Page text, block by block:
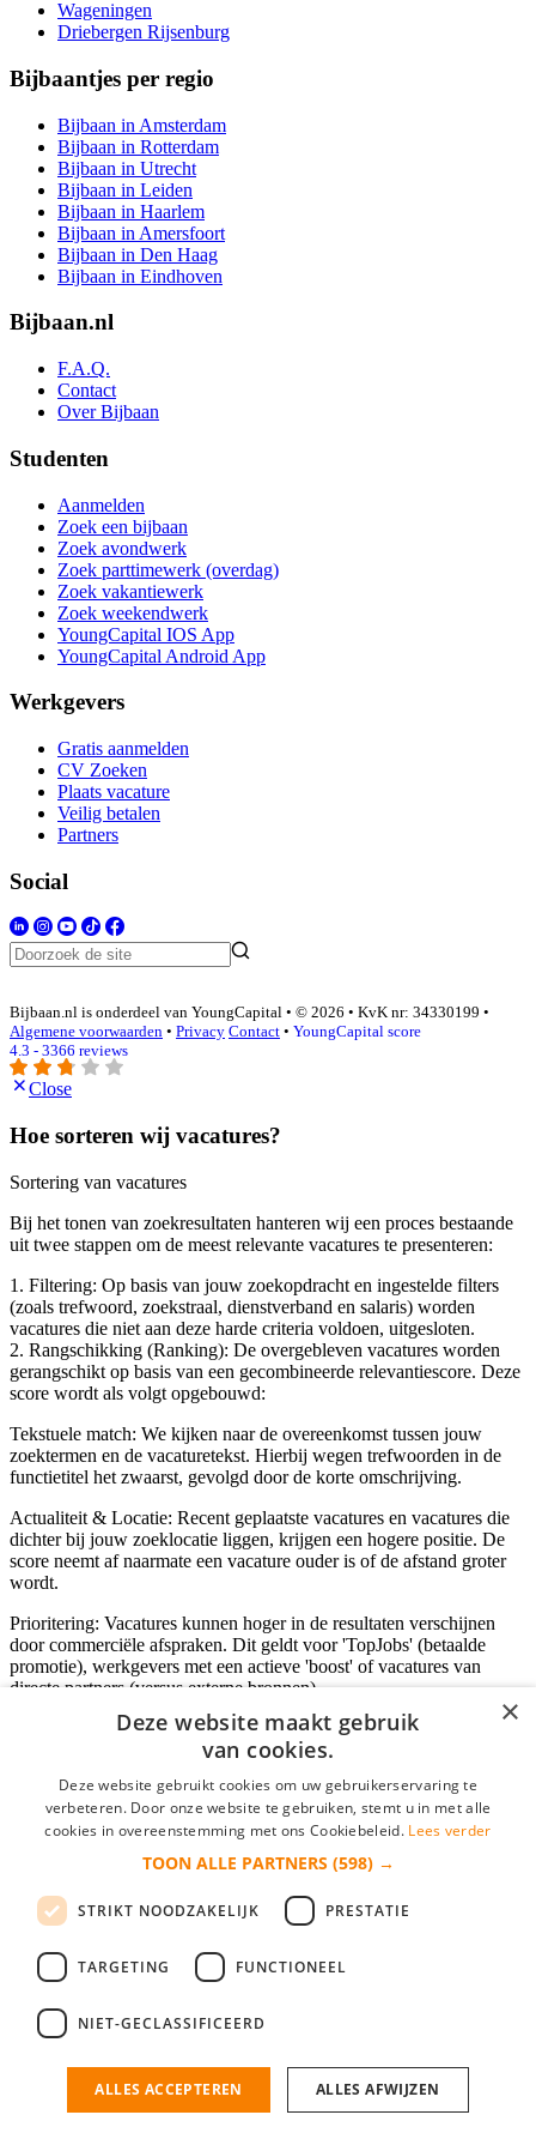
Wageningen
Driebergen Rijsenburg
Bijbaantjes per regio
Bijbaan in Amsterdam
Bijbaan in Rotterdam
Bijbaan in Utrecht
Bijbaan in Leiden
Bijbaan in Haarlem
Bijbaan in Amersfoort
Bijbaan in Den Haag
Bijbaan in Eindhoven
Bijbaan.nl
F.A.Q.
Contact
Over Bijbaan
Studenten
Aanmelden
Zoek een bijbaan
Zoek avondwerk
Zoek parttimewerk (overdag)
Zoek vakantiewerk
Zoek weekendwerk
YoungCapital IOS App
YoungCapital Android App
Werkgevers
Gratis aanmelden
CV Zoeken
Plaats vacature
Veilig betalen
Partners
Social
Bijbaan.nl is onderdeel van YoungCapital • © 2026 • KvK nr: 34330199 •
Algemene voorwaarden • Privacy Contact • YoungCapital score
4.3 - 3366 reviews
Close
Hoe sorteren wij vacatures?
Sortering van vacatures
Bij het tonen van zoekresultaten hanteren wij een proces bestaande
uit twee stappen om de meest relevante vacatures te presenteren:
1. Filtering: Op basis van jouw zoekopdracht en ingestelde filters
(zoals trefwoord, zoekstraal, dienstverband en salaris) worden
vacatures die niet aan deze harde criteria voldoen, uitgesloten.
2. Rangschikking (Ranking): De overgebleven vacatures worden
gerangschikt op basis van een gecombineerde relevantiescore. Deze
score wordt als volgt opgebouwd:
Tekstuele match: We kijken naar de overeenkomst tussen jouw
zoektermen en de vacaturetekst. Hierbij wegen trefwoorden in de
functietitel het zwaarst, gevolgd door de korte omschrijving.
Actualiteit & Locatie: Recent geplaatste vacatures en vacatures die
dichter bij jouw zoeklocatie liggen, krijgen een hogere positie. De
score neemt af naarmate een vacature ouder is of de afstand groter
wordt.
Prioritering: Vacatures kunnen hoger in de resultaten verschijnen
door commerciële afspraken. Dit geldt voor 'TopJobs' (betaalde
promotie), werkgevers met een actieve 'boost' of vacatures van
directe partners (versus externe bronnen).
Inloggen als bedrijf
*
login gegevens onthouden
login
Bedrijf aanmelden
nieuwe collega/werknemer zo gevonden!
×
Deze website maakt gebruik
van cookies.
Deze website gebruikt cookies om uw gebruikerservaring te
verbeteren. Door onze website te gebruiken, stemt u in met alle
cookies in overeenstemming met ons Cookiebeleid. Lees verder
TOON ALLE PARTNERS (598) →
STRIKT NOODZAKELIJK PRESTATIE
TARGETING FUNCTIONEEL
NIET-GECLASSIFICEERD
ALLES ACCEPTEREN ALLES AFWIJZEN